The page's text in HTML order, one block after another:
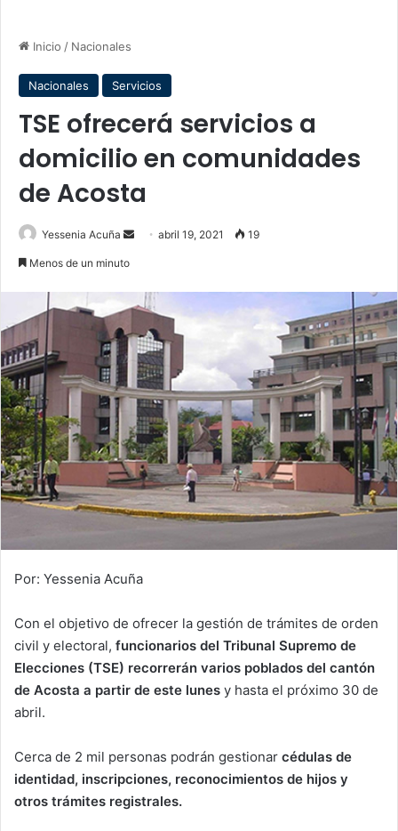
Inicio / Nacionales
Nacionales Servicios
TSE ofrecerá servicios a
domicilio en comunidades
de Acosta
Yessenia Acuña
Sendabril 19, 2021 19
Menos de un minuto
Por: Yessenia Acuña
Con el objetivo de ofrecer la gestión de trámites de orden
civil y electoral, funcionarios del Tribunal Supremo de
Elecciones (TSE) recorrerán varios poblados del cantón
de Acosta a partir de este lunes y hasta el próximo 30 de
abril.
Cerca de 2 mil personas podrán gestionar cédulas de
identidad, inscripciones, reconocimientos de hijos y
otros trámites registrales.